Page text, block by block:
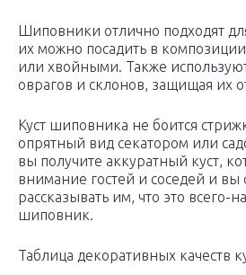
Шиповники отлично подходят
их можно посадить в
или хвойными. Также
оврагов и склонов, защищая их
Куст шиповника не боится
опрятный вид секатором или
вы получите аккуратный куст,
внимание гостей и соседей и вы
рассказывать им, что это всего-
шиповник.
Таблица декоративных качеств